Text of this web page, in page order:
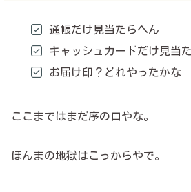
通帳だけ見当たらへん
キャッシュカードだけ見当
お届け印？どれやったかな
ここまではまだ序の口やな。
ほんまの地獄はこっからやで。